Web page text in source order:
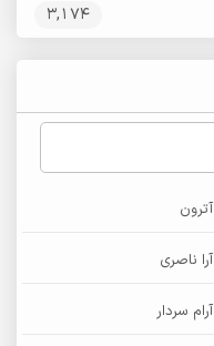
3,174
آترون
آرا ناصری
آرام سردار